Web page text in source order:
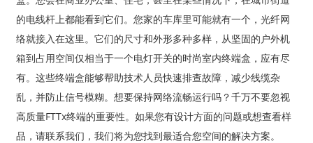
的电线杆上都能看到它们。您家的车库里可能就有一个，光纤网
络就接入在这里。它们的尺寸和外形多种多样，从坚固的户外机
箱到占用空间仅相当于一个电灯开关的时尚室内终端盒，应有尽
有。这些终端盒能够帮助技术人员快速排查故障，减少线缆杂
乱，并防止信号模糊。想要保持网络流畅运行吗？千万不要忽视
高质量FTTx终端的重要性。如果您有设计方面的问题或想查看样
品，请联系我们，我们将为您找到最适合您空间的解决方案。